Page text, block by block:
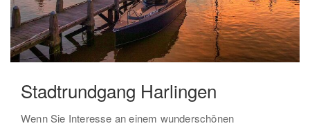
Stadtrundgang Harlingen
Wenn Sie Interesse an einem wunderschönen